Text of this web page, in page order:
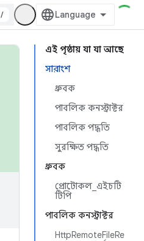
/
এই পৃষ্ঠায় যা যা আছে
সারাংশ
ধ্রুবক
পাবলিক কনস্ট্রাক্টর
পাবলিক পদ্ধতি
সুরক্ষিত পদ্ধতি
ধ্রুবক
প্রোটোকল_এইচটি
টিপি
পাবলিক কনস্ট্রাক্টর
HttpRemoteFileRe